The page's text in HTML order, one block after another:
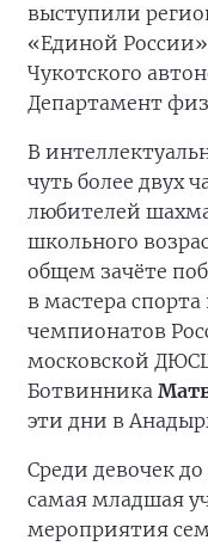
выступили
«Единой
Чукотского
Департамент
В
чуть более двух
любителей
школьного
общем зачёте
в мастера
чемпионатов
московской
Ботвинника
эти дни в
Среди девочек
самая младшая
мероприятия